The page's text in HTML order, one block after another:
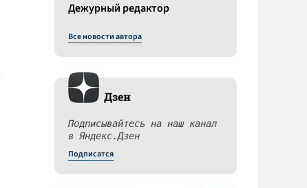
Дежурный редактор
Все новости автора
Дзен
Подписывайтесь на наш канал
в Яндекс.Дзен
Подписатся